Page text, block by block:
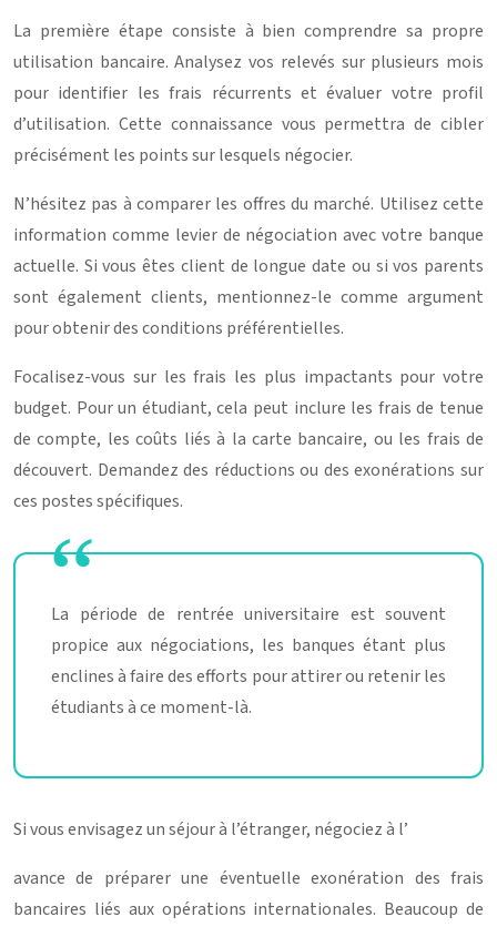
La première étape consiste à bien comprendre sa propre
utilisation bancaire. Analysez vos relevés sur plusieurs mois
pour identifier les frais récurrents et évaluer votre profil
d’utilisation. Cette connaissance vous permettra de cibler
précisément les points sur lesquels négocier.
N’hésitez pas à comparer les offres du marché. Utilisez cette
information comme levier de négociation avec votre banque
actuelle. Si vous êtes client de longue date ou si vos parents
sont également clients, mentionnez-le comme argument
pour obtenir des conditions préférentielles.
Focalisez-vous sur les frais les plus impactants pour votre
budget. Pour un étudiant, cela peut inclure les frais de tenue
de compte, les coûts liés à la carte bancaire, ou les frais de
découvert. Demandez des réductions ou des exonérations sur
ces postes spécifiques.
La période de rentrée universitaire est souvent
propice aux négociations, les banques étant plus
enclines à faire des efforts pour attirer ou retenir les
étudiants à ce moment-là.
Si vous envisagez un séjour à l’étranger, négociez à l’
avance de préparer une éventuelle exonération des frais
bancaires liés aux opérations internationales. Beaucoup de